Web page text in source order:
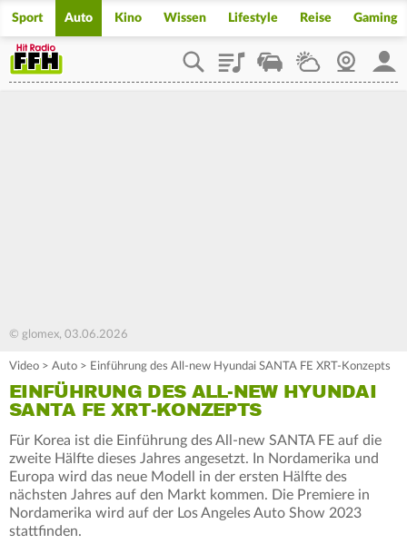
Sport Auto Kino Wissen Lifestyle Reise Gaming
PlaylistStaupilotWetterWebcam
© glomex, 03.06.2026
Video > Auto > Einführung des All-new Hyundai SANTA FE XRT-Konzepts
EINFÜHRUNG DES ALL-NEW HYUNDAI
SANTA FE XRT-KONZEPTS
Für Korea ist die Einführung des All-new SANTA FE auf die
zweite Hälfte dieses Jahres angesetzt. In Nordamerika und
Europa wird das neue Modell in der ersten Hälfte des
nächsten Jahres auf den Markt kommen. Die Premiere in
Nordamerika wird auf der Los Angeles Auto Show 2023
stattfinden.